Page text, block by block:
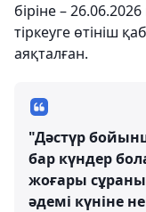
біріне –
тіркеуге өтініш
аяқталған.
"Дәстүр
бар күндер
жоғары
әдемі күніне